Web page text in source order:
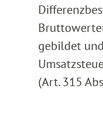
gebildet
(Art. 315